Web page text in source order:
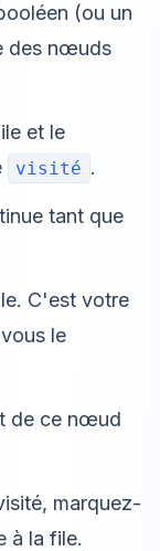
(ou un
des nœuds
et le
visité .
tant que
C'est votre
le
de ce nœud
marquez-
à la file.